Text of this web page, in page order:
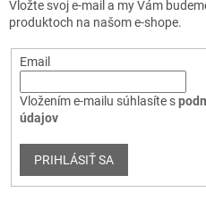
Vložte svoj e-mail a my Vám
produktoch na našom e-shope.
Email
Vložením e-mailu súhlasíte s
údajov
PRIHLÁSIŤ SA